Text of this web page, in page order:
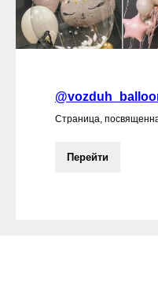
Страница,
Перейти